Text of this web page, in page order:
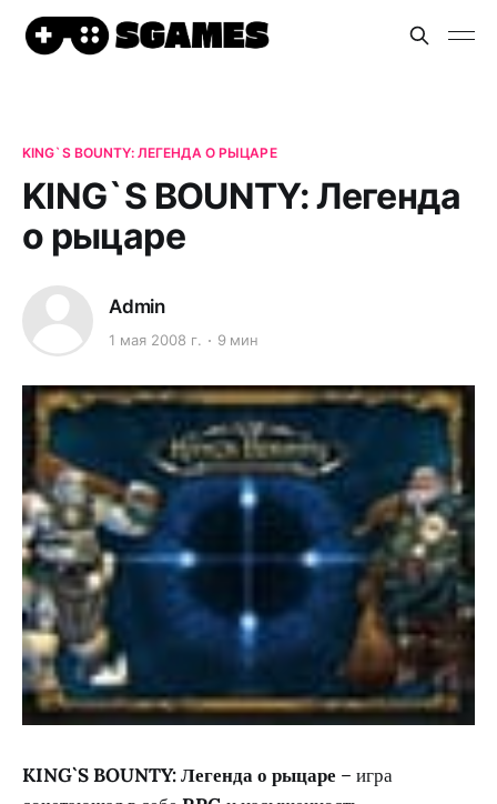
KING`S BOUNTY: ЛЕГЕНДА О РЫЦАРЕ
KING`S BOUNTY: Легенда
о рыцаре
Admin
1 мая 2008 г. 9 мин
KING`S BOUNTY: Легенда о рыцаре – игра